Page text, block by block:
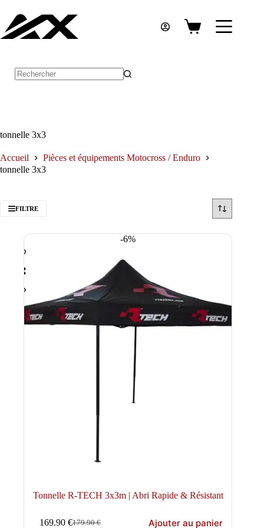
contenu
Panier
tonnelle 3x3
Accueil
Pièces et équipements Motocross / Enduro
tonnelle 3x3
FILTRE
-6%
Tonnelle R-TECH 3x3m | Abri Rapide & Résistant
179.90€
169.90€ Ajouter au panier